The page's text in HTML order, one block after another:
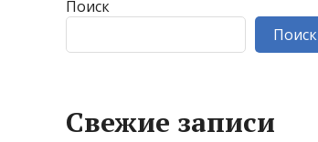
Поиск
Поиск
Свежие записи